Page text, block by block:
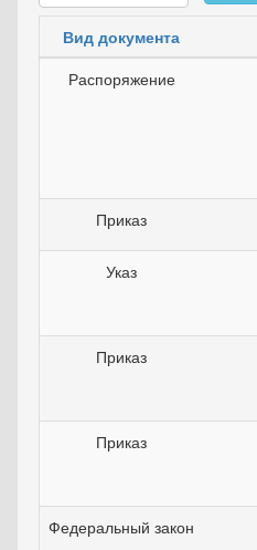
Вид документа
Распоряжение
Приказ
Указ
Приказ
Приказ
Федеральный закон